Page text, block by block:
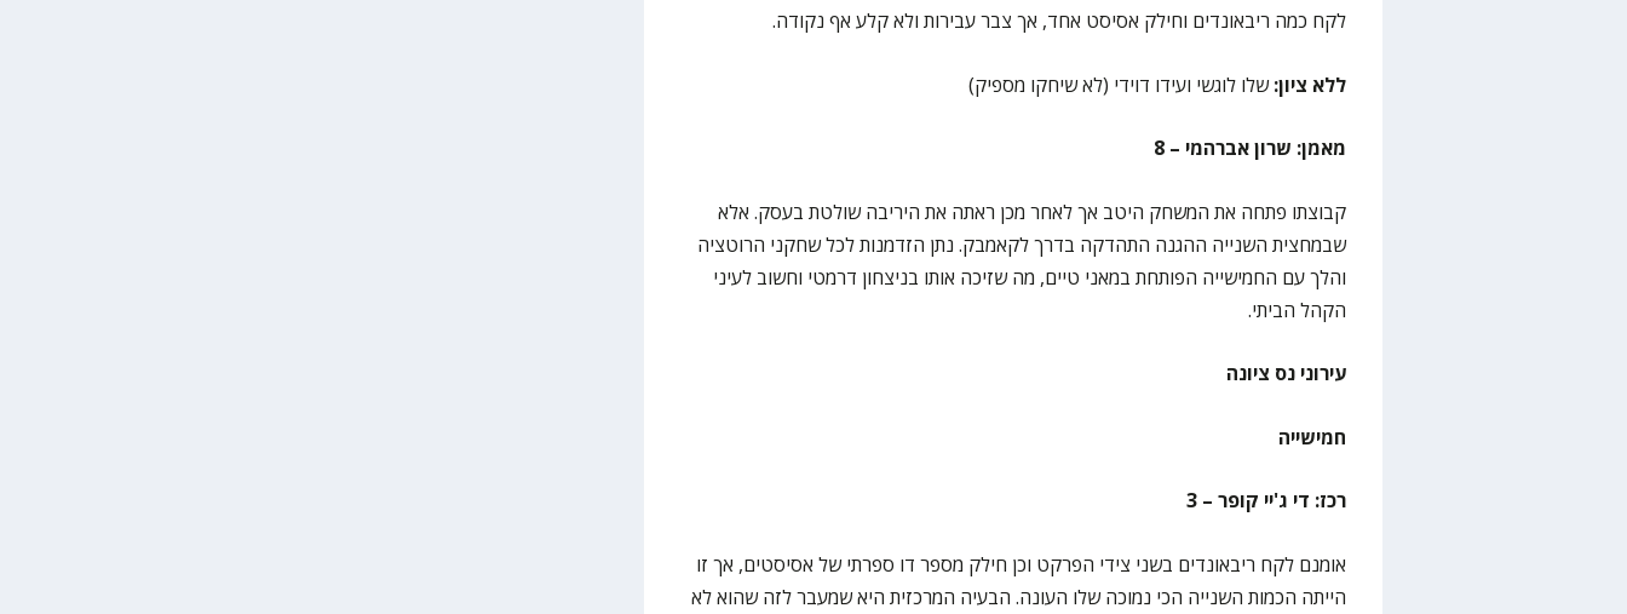
לקח כמה ריבאונדים וחילק אסיסט אחד, אך צבר עבירות ולא קלע אף נקודה.
ללא ציון:שלו לוגשי ועידו דוידי (לא שיחקו מספיק)
מאמן: שרון אברהמי – 8
קבוצתו פתחה את המשחק היטב אך לאחר מכן ראתה את היריבה שולטת בעסק. אלא
שבמחצית השנייה ההגנה התהדקה בדרך לקאמבק. נתן הזדמנות לכל שחקני הרוטציה
והלך עם החמישייה הפותחת במאני טיים, מה שזיכה אותו בניצחון דרמטי וחשוב לעיני
הקהל הביתי.
עירוני נס ציונה
חמישייה
רכז: די ג'יי קופר – 3
אומנם לקח ריבאונדים בשני צידי הפרקט וכן חילק מספר דו ספרתי של אסיסטים, אך זו
הייתה הכמות השנייה הכי נמוכה שלו העונה. הבעיה המרכזית היא שמעבר לזה שהוא לא